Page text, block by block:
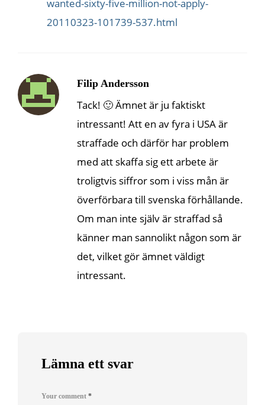
wanted-sixty-five-million-not-apply-
20110323-101739-537.html
Filip Andersson
Tack! 🙂 Ämnet är ju faktiskt
intressant! Att en av fyra i USA är
straffade och därför har problem
med att skaffa sig ett arbete är
troligtvis siffror som i viss mån är
överförbara till svenska förhållande.
Om man inte själv är straffad så
känner man sannolikt någon som är
det, vilket gör ämnet väldigt
intressant.
Lämna ett svar
Your comment *